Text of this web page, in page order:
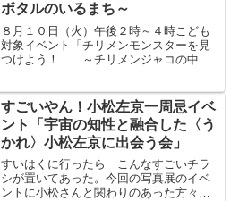
ボタルのいるまち～
８月１０日（火）午後２時～４時こども
対象イベント「チリメンモンスターを見
つけよう！ ～チリメンジャコの中に
０時～午後４時（随時）講座室を自習室
に開放しますすずしい講座...
すごいやん！小松左京一周忌イベ
ント「宇宙の知性と融合した〈う
かれ〉小松左京に出会う会」
すいはくに行ったら こんなすごいチラ
シが置いてあった。今回の写真展のイベ
ントに小松さんと関わりのあった方々が